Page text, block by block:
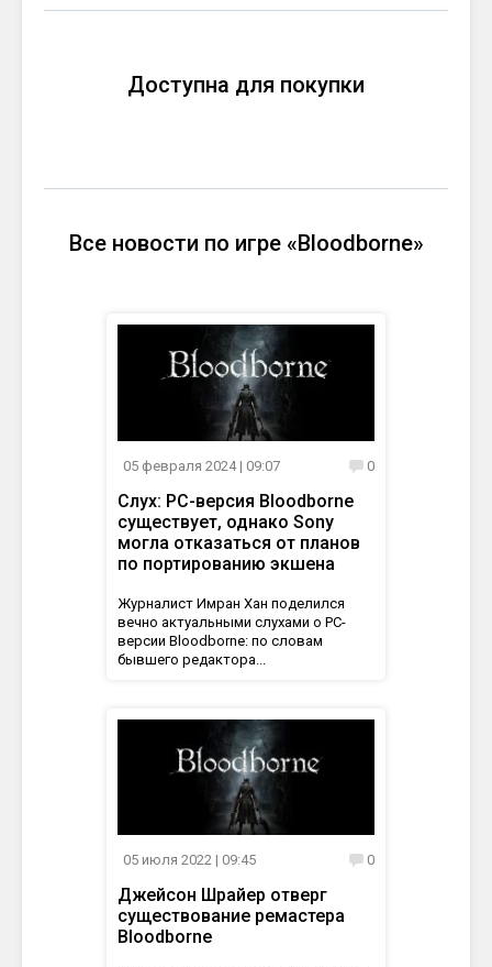
Доступна для покупки
Все новости по игре «Bloodborne»
05 февраля 2024| 09:07 0
Слух: PC-версия Bloodborne
существует, однако Sony
могла отказаться от планов
по портированию экшена
Журналист Имран Хан поделился
вечно актуальными слухами о PC-
версии Bloodborne: по словам
бывшего редактора...
05 июля 2022 | 09:45 0
Джейсон Шрайер отверг
существование ремастера
Bloodborne